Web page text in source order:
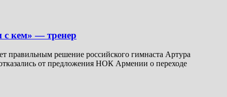
с кем» — тренер
решение российского гимнаста Артура
от предложения НОК Армении о переходе